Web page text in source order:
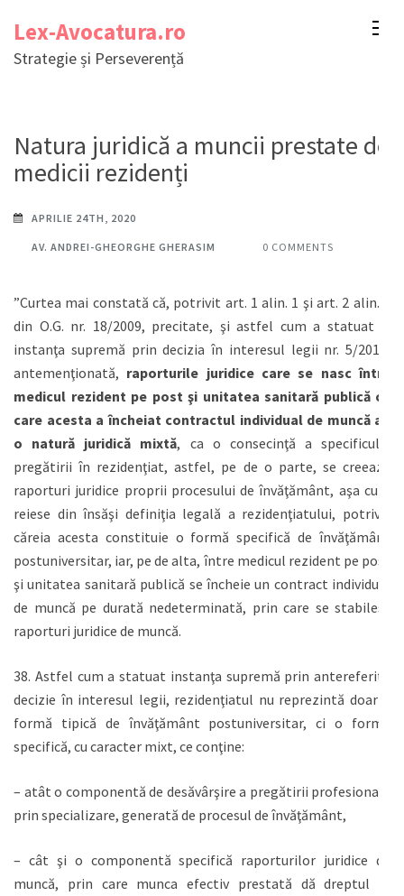
conținut
Lex-Avocatura.ro
Strategie și Perseverență
Natura juridică a muncii prestate de
medicii rezidenți
APRILIE 24TH, 2020
AV. ANDREI-GHEORGHE GHERASIM 0 COMMENTS
”Curtea mai constată că, potrivit art. 1 alin. 1 şi art. 2 alin. 2
din O.G. nr. 18/2009, precitate, şi astfel cum a statuat şi
instanţa supremă prin decizia în interesul legii nr. 5/2015,
antemenţionată, raporturile juridice care se nasc între
medicul rezident pe post şi unitatea sanitară publică cu
care acesta a încheiat contractul individual de muncă au
o natură juridică mixtă, ca o consecinţă a specificului
pregătirii în rezidenţiat, astfel, pe de o parte, se creează
raporturi juridice proprii procesului de învăţământ, aşa cum
reiese din însăşi definiţia legală a rezidenţiatului, potrivit
căreia acesta constituie o formă specifică de învăţământ
postuniversitar, iar, pe de alta, între medicul rezident pe post
şi unitatea sanitară publică se încheie un contract individual
de muncă pe durată nedeterminată, prin care se stabilesc
raporturi juridice de muncă.
38. Astfel cum a statuat instanţa supremă prin antereferita
decizie în interesul legii, rezidenţiatul nu reprezintă doar o
formă tipică de învăţământ postuniversitar, ci o formă
specifică, cu caracter mixt, ce conţine:
– atât o componentă de desăvârşire a pregătirii profesionale
prin specializare, generată de procesul de învăţământ,
– cât şi o componentă specifică raporturilor juridice de
muncă, prin care munca efectiv prestată dă dreptul la